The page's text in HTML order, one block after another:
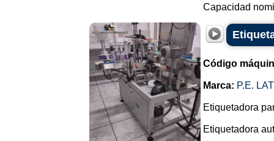
Capacidad
Código
Marca: P.E.
Etiquetadora
Etiquetadora